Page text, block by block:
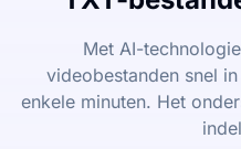
Met AI-
videobestanden snel
enkele minuten. Het